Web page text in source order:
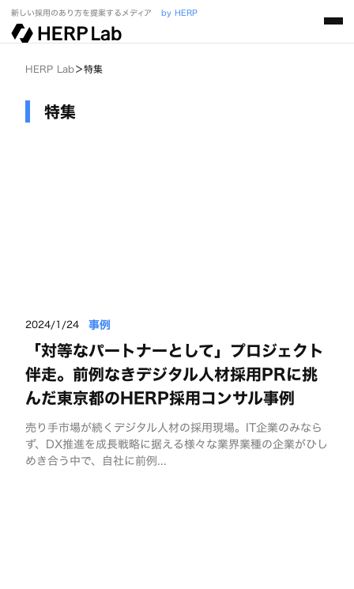
新しい採用のあり方を提案するメディア by HERP
HERP Lab＞特集
特集
2024/1/24 事例
「対等なパートナーとして」プロジェクト
伴走。前例なきデジタル人材採用PRに挑
んだ東京都のHERP採用コンサル事例
売り手市場が続くデジタル人材の採用現場。IT企業のみなら
ず、DX推進を成長戦略に据える様々な業界業種の企業がひし
めき合う中で、自社に前例...